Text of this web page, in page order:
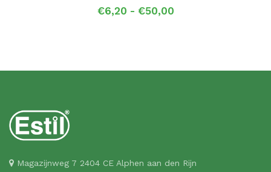
€6,20 - €50,00Prijsklasse:
Magazijnweg 7 2404 CE Alphen aan den Rijn